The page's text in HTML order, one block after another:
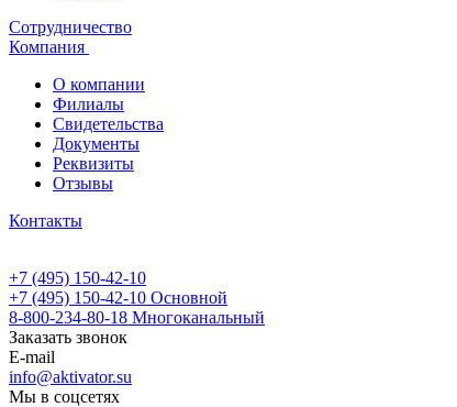
Сотрудничество
Компания
О компании
Филиалы
Свидетельства
Документы
Реквизиты
Отзывы
Контакты
+7 (495) 150-42-10
+7 (495) 150-42-10 Основной
8-800-234-80-18 Многоканальный
Заказать звонок
E-mail
info@aktivator.su
Мы в соцсетях